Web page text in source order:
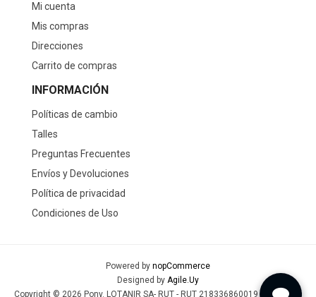
Mi cuenta
Mis compras
Direcciones
Carrito de compras
INFORMACIÓN
Políticas de cambio
Talles
Preguntas Frecuentes
Envíos y Devoluciones
Política de privacidad
Condiciones de Uso
Powered by nopCommerce
Designed by Agile.Uy
Copyright © 2026 Pony. LOTANIR SA- RUT - RUT 218336860019 - Todos los